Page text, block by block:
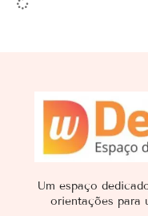
Um espaço
orientações para